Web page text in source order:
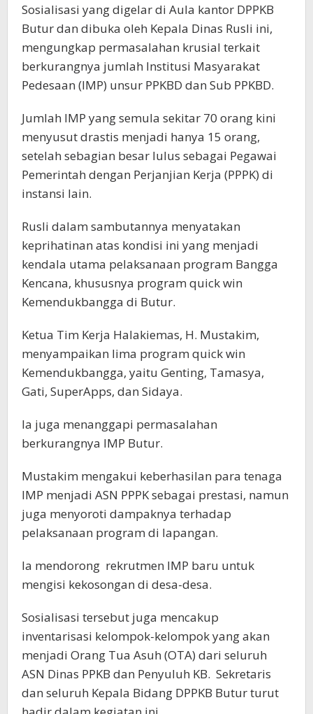
Sosialisasi yang digelar di Aula kantor DPPKB
Butur dan dibuka oleh Kepala Dinas Rusli ini,
mengungkap permasalahan krusial terkait
berkurangnya jumlah Institusi Masyarakat
Pedesaan (IMP) unsur PPKBD dan Sub PPKBD.
Jumlah IMP yang semula sekitar 70 orang kini
menyusut drastis menjadi hanya 15 orang,
setelah sebagian besar lulus sebagai Pegawai
Pemerintah dengan Perjanjian Kerja (PPPK) di
instansi lain.
Rusli dalam sambutannya menyatakan
keprihatinan atas kondisi ini yang menjadi
kendala utama pelaksanaan program Bangga
Kencana, khususnya program quick win
Kemendukbangga di Butur.
Ketua Tim Kerja Halakiemas, H. Mustakim,
menyampaikan lima program quick win
Kemendukbangga, yaitu Genting, Tamasya,
Gati, SuperApps, dan Sidaya.
Ia juga menanggapi permasalahan
berkurangnya IMP Butur.
Mustakim mengakui keberhasilan para tenaga
IMP menjadi ASN PPPK sebagai prestasi, namun
juga menyoroti dampaknya terhadap
pelaksanaan program di lapangan.
Ia mendorong rekrutmen IMP baru untuk
mengisi kekosongan di desa-desa.
Sosialisasi tersebut juga mencakup
inventarisasi kelompok-kelompok yang akan
menjadi Orang Tua Asuh (OTA) dari seluruh
ASN Dinas PPKB dan Penyuluh KB. Sekretaris
dan seluruh Kepala Bidang DPPKB Butur turut